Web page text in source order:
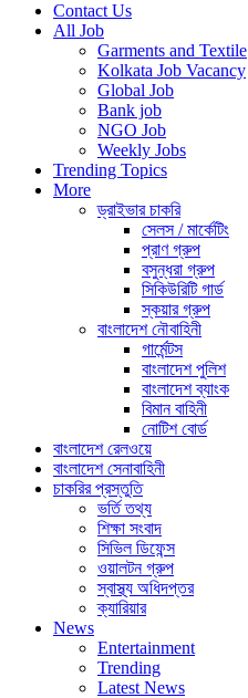
Contact Us
All Job
Garments and Textile
Kolkata Job Vacancy
Global Job
Bank job
NGO Job
Weekly Jobs
Trending Topics
More
ড্রাইভার চাকরি
সেলস / মার্কেটিং
প্রাণ গ্রুপ
বসুন্ধরা গ্রুপ
সিকিউরিটি গার্ড
স্কয়ার গ্রুপ
বাংলাদেশ নৌবাহিনী
গার্মেন্টস
বাংলাদেশ পুলিশ
বাংলাদেশ ব্যাংক
বিমান বাহিনী
নোটিশ বোর্ড
বাংলাদেশ রেলওয়ে
বাংলাদেশ সেনাবাহিনী
চাকরির প্রস্তুতি
ভর্তি তথ্য
শিক্ষা সংবাদ
সিভিল ডিফেন্স
ওয়ালটন গ্রুপ
স্বাস্থ্য অধিদপ্তর
ক্যারিয়ার
News
Entertainment
Trending
Latest News